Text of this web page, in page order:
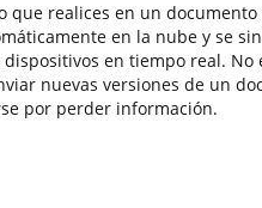
que realices en un documento
en la nube y se
en tiempo real. No
nuevas versiones de un
por perder información.